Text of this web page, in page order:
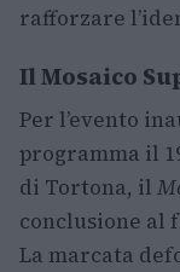
rafforzare
Il Mosaico
Per l’evento
programma il
di Tortona, il
conclusione al
La marcata